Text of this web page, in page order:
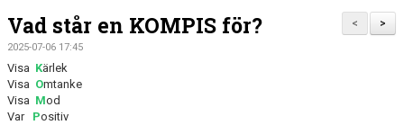
>
<
Vad står en KOMPIS för?
2025-07-06 17:45
Visa Kärlek
Visa Omtanke
Visa Mod
Var Positiv